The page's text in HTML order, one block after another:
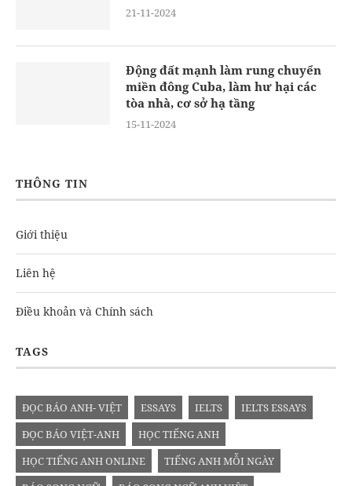
21-11-2024
Động đất mạnh làm rung chuyển
miền đông Cuba, làm hư hại các
tòa nhà, cơ sở hạ tầng
15-11-2024
THÔNG TIN
Giới thiệu
Liên hệ
Điều khoản và Chính sách
TAGS
ĐỌC BÁO ANH- VIỆT ESSAYS IELTS
IELTS ESSAYS
ĐỌC BÁO VIỆT-ANH
HỌC TIẾNG ANH
HỌC TIẾNG ANH ONLINE
TIẾNG ANH MỖI NGÀY